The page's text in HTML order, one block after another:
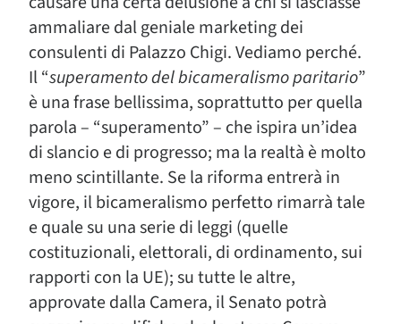
ammaliare dal geniale marketing dei
consulenti di Palazzo Chigi. Vediamo perché.
Il “superamento del bicameralismo paritario”
è una frase bellissima, soprattutto per quella
parola – “superamento” – che ispira un’idea
di slancio e di progresso; ma la realtà è molto
meno scintillante. Se la riforma entrerà in
vigore, il bicameralismo perfetto rimarrà tale
e quale su una serie di leggi (quelle
costituzionali, elettorali, di ordinamento, sui
rapporti con la UE); su tutte le altre,
approvate dalla Camera, il Senato potrà